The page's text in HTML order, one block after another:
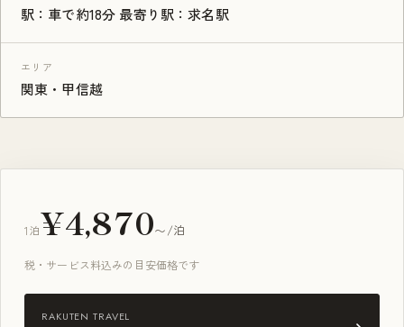
駅：車で約18分 最寄り駅：求名駅
エリア
関東・甲信越
1泊¥4,870〜/泊
税・サービス料込みの目安価格です
RAKUTEN TRAVEL